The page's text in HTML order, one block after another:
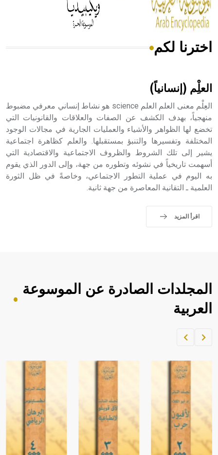
أجود أنواعه، ويمتاز بكبر الحجم ويسمى الش
هل تعلم أن الأبسيد كلمة فرنسية اللفظ تم اعتمادها مصطلحاً
- هل تعلم أن أبجر Abgar اسم معروف جيداً يعود إلى عدد من
الملوك الذين حكموا مدينة إديسا (الرها) من أبجر الأول وحتى
التاسع، وهم ينتسبون إلى أسرة أوسروين
sign تكتب منفصلة غير متصلة، وتعتمد المبدأ الأكوروفوني،
اخترنا لكم
العلِْم (إنسانياً)
العِلْم معنى العلم العلم science هو نشاط إنساني معرفي مضبوط
منهجياً، بهدف الكشف عن الصفات والعلاقات والقانونيات التي
تخضع لها الظواهر والأشياء والعمليات الجارية في مجالات الوجود
المختلفة وتفسيرها والتنبؤ بمستقبلها. والعلم كظاهرة اجتماعية
يشير إلى تلك الشروط والظروف الاجتماعية والاقتصادية التي
أسهمت تاريخياً في نشوئه وتطوره من جهة، وإلى الدور الذي يقوم
به اليوم في عملية التطور الاجتماعي، وخاصةً في ظل الثورة
العلمية ـ التقانية المعاصرة من جهة ثانية.
اقرأ المزيد
المجلدات الصادرة عن الموسوعة
العربية